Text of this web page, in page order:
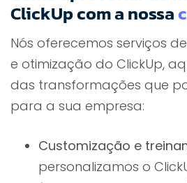
ClickUp com a nossa
Nós oferecemos serviços
e otimização do ClickUp,
das transformações que
para a sua empresa:
Customização e
personalizamos o